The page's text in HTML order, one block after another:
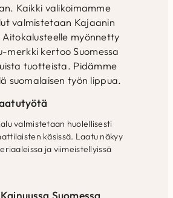
Kaikki valikoimamme
valmistetaan Kajaanin
myönnetty
merkki kertoo Suomessa
tuotteista. Pidämme
suomalaisen työn lippua.
valmistetaan huolellisesti
käsissä. Laatu näkyy
ja viimeistellyissä